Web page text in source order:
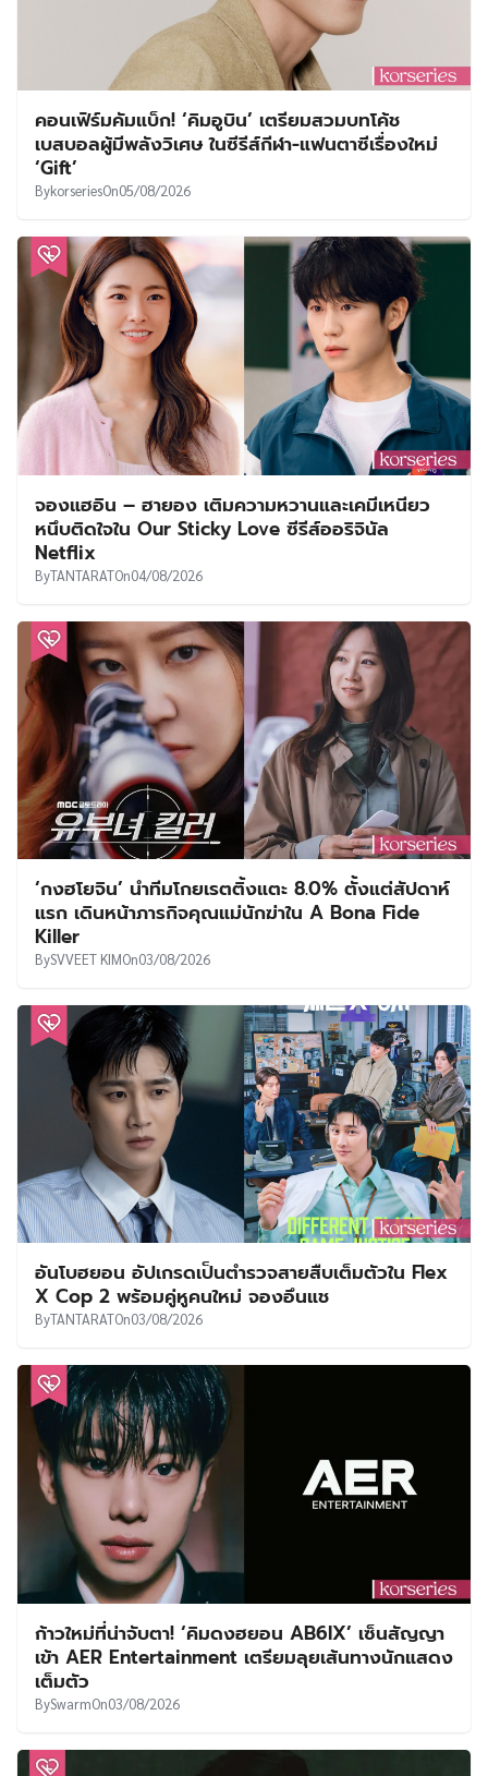
คอนเฟิร์มคัมแบ็ก! ‘คิมอูบิน’ เตรียมสวมบทโค้ช
เบสบอลผู้มีพลังวิเศษ ในซีรีส์กีฬา-แฟนตาซีเรื่องใหม่
‘Gift’
BykorseriesOn05/08/2026
จองแฮอิน – ฮายอง เติมความหวานและเคมีเหนียว
หนึบติดใจใน Our Sticky Love ซีรีส์ออริจินัล
Netflix
ByTANTARATOn04/08/2026
‘กงฮโยจิน’ นำทีมโกยเรตติ้งแตะ 8.0% ตั้งแต่สัปดาห์
แรก เดินหน้าภารกิจคุณแม่นักฆ่าใน A Bona Fide
Killer
BySVVEET KIMOn03/08/2026
อันโบฮยอน อัปเกรดเป็นตำรวจสายสืบเต็มตัวใน Flex
X Cop 2 พร้อมคู่หูคนใหม่ จองอึนแช
ByTANTARATOn03/08/2026
ก้าวใหม่ที่น่าจับตา! ‘คิมดงฮยอน AB6IX’ เซ็นสัญญา
เข้า AER Entertainment เตรียมลุยเส้นทางนักแสดง
เต็มตัว
BySwarmOn03/08/2026